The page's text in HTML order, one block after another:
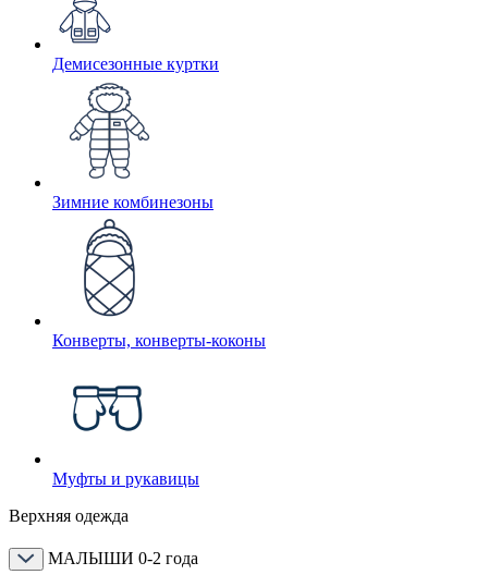
Демисезонные куртки
Зимние комбинезоны
Конверты, конверты-коконы
Муфты и рукавицы
Верхняя одежда
МАЛЫШИ 0-2 года